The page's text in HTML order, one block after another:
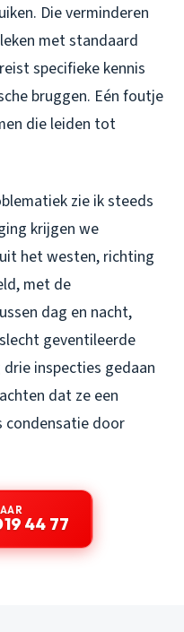
Die verminderen
met standaard
specifieke kennis
bruggen. Eén foutje
die leiden tot
zie ik steeds
krijgen we
het westen, richting
met de
dag en nacht,
geventileerde
inspecties gedaan
dat ze een
condensatie door
44 77